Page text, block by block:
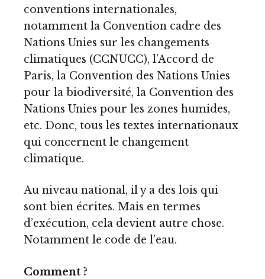
conventions internationales,
notamment la Convention cadre des
Nations Unies sur les changements
climatiques (CCNUCC), l’Accord de
Paris, la Convention des Nations Unies
pour la biodiversité, la Convention des
Nations Unies pour les zones humides,
etc. Donc, tous les textes internationaux
qui concernent le changement
climatique.
Au niveau national, il y a des lois qui
sont bien écrites. Mais en termes
d’exécution, cela devient autre chose.
Notamment le code de l’eau.
Comment ?